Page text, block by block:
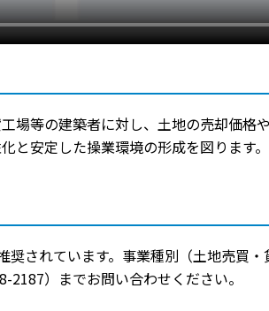
場等の建築者に対し、土地の売却価格
安定した操業環境の形成を図ります
奨されています。事業種別（土地売買
）までお問い合わせください。